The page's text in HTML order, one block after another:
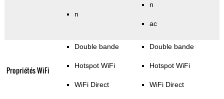
n
n
ac
Propriétés WiFi
Double bande
Hotspot WiFi
WiFi Direct
Double bande
Hotspot WiFi
WiFi Direct